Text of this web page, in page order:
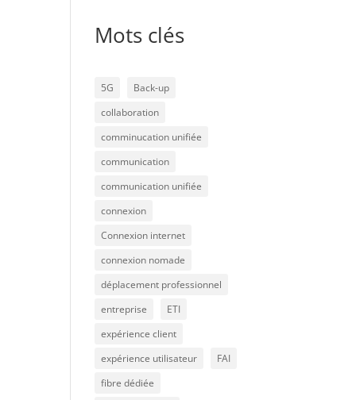
Mots clés
5G
Back-up
collaboration
comminucation unifiée
communication
communication unifiée
connexion
Connexion internet
connexion nomade
déplacement professionnel
entreprise
ETI
expérience client
expérience utilisateur
FAI
fibre dédiée